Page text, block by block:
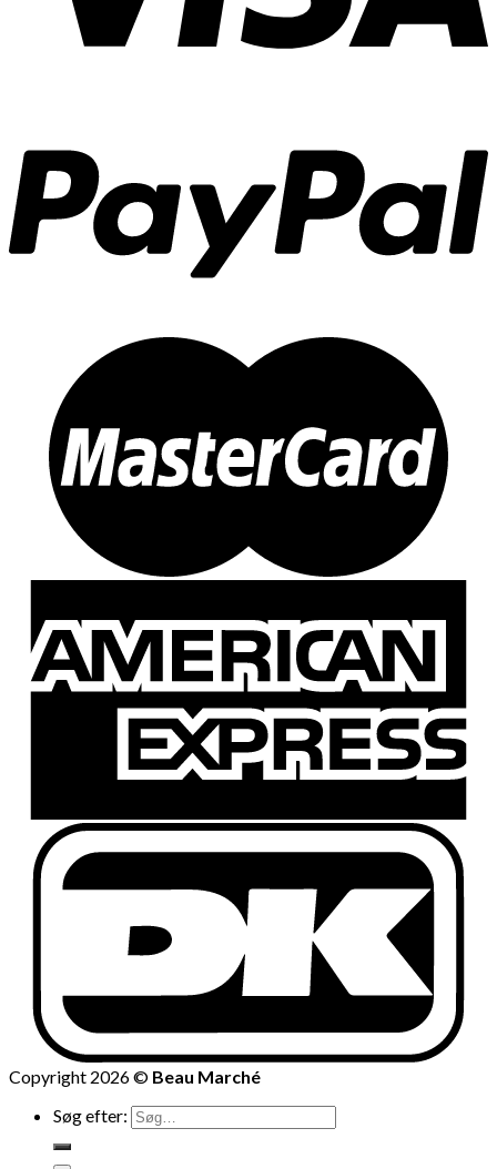
Copyright 2026 © Beau Marché
Søg efter: